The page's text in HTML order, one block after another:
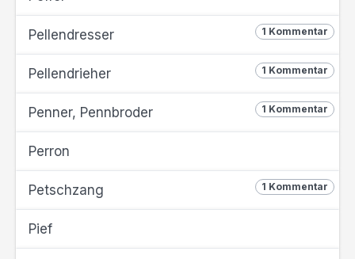
1 Kommentar
Pellendresser
1 Kommentar
Pellendrieher
1 Kommentar
Penner, Pennbroder
Perron
1 Kommentar
Petschzang
Pief